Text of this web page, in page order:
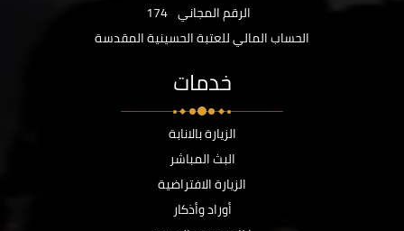
الرقم المجاني 174
الحساب المالي للعتبة الحسينية المقدسة
خدمات
الزيارة بالانابة
البث المباشر
الزيارة الافتراضية
أوراد وأذكار